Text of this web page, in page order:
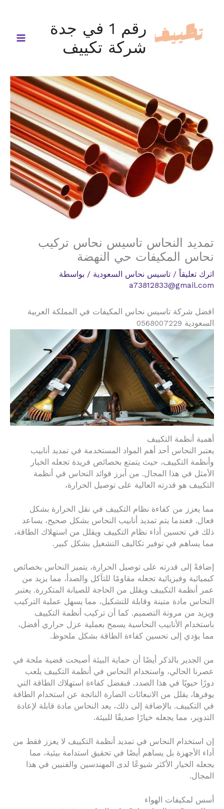
المحتوى
رقم 1 في جدة
شركة تكييف
تمديد النحاس تاسيس نحاس تركيب
نحاس المكيفات حي النهضة
اترك تعليقاً / تاسيس نحاس السعودية / بواسطة
a73812833@gmail.com
افضل شركة تاسيس نحاس المكيفات في المملكة العربية
السعودية 0568007229
أهمية أنظمة التكييف
يعتبر النحاس أحد أهم المواد المستخدمة في تمديد أنابيب
وأنظمة التكييف، حيث يتمتع بخصائص فريدة تجعله الخيار
الأمثل في هذا المجال. من أبرز فوائد النحاس في أنظمة
التكييف هو قدرته العالية على توصيل الحرارة،
مما يعزز من كفاءة نظام التكييف في نقل الحرارة بشكل
فعال. فعندما يتم تمديد أنابيب النحاس بشكل صحيح، يساعد
ذلك في تحسين أداء نظام التكييف ويقلل من استهلاك الطاقة،
مما يساهم في توفير تكاليف التشغيل بشكل كبير.
إضافةً إلى قدرته على توصيل الحرارة، يتميز النحاس بخصائص
كيميائية وفيزيائية تجعله مقاومًا للتآكل والصدأ، مما يزيد من
عمر أنظمة التكييف ويقلل من الحاجة للصيانة المتكررة. يعتبر
النحاس مادة متينة وقابلة للتشكيل، مما يسهل عملية التركيب
ويزيد من مرونة التصميم. كما أن تركيب أنظمة التكييف
باستخدام الأنابيب النحاسية يسمح بعملية عزل حراري أفضل،
مما يؤدي إلى تحسين كفاءة الطاقة بشكل ملحوظ.
من الجدير بالذكر أيضًا أن حماية البيئة أصبحت قضية ملحة في
عصرنا الحالي، واستخدام النحاس في أنظمة التكييف يلعب
دورًا حيويًا في هذا الصدد. فبفضل كفاءة استهلاك الطاقة التي
يوفرها، يقلل من الانبعاثات الضارة الناتجة عن استخدام الطاقة
في التكييف. بالإضافة إلى ذلك، يعد النحاس مادة قابلة لإعادة
التدوير، مما يجعله خيارًا صديقًا للبيئة.
إن استخدام النحاس في تمديد أنظمة التكييف لا يعزز فقط من
أداء الأجهزة بل يساهم أيضًا في تحقيق استدامة بيئية، مما
يجعله الخيار الأكثر شيوعًا لدى المهندسين والفنيين في هذا
المجال.
أسس لمكيفات الهواء